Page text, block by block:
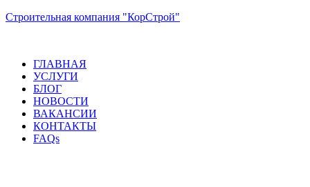
Строительная компания "КорСтрой"
ГЛАВНАЯ
УСЛУГИ
БЛОГ
НОВОСТИ
ВАКАНСИИ
КОНТАКТЫ
FAQs